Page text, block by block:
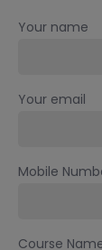
Your name
Your email
Mobile
Course